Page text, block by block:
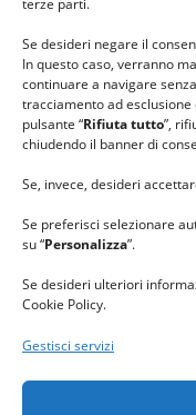
terze parti.
Se desideri negare il
In questo caso, verranno
continuare a navigare
tracciamento ad
pulsante “Rifiuta tutto”,
chiudendo il banner di
Se, invece, desideri
Se preferisci selezionare
su “Personalizza”.
Se desideri ulteriori
Cookie Policy.
Gestisci servizi